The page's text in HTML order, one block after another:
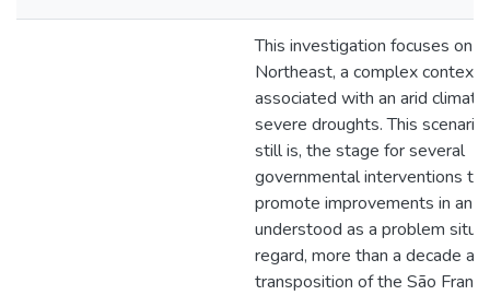
This investigation focuses on
Northeast, a complex context
associated with an arid
severe droughts. This scenario
still is, the stage for several
governmental interventions
promote improvements in an
understood as a problem
regard, more than a decade
transposition of the São